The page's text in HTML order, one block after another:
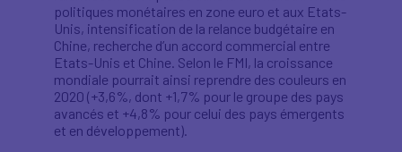
politiques monétaires en zone euro et aux Etats-
Unis, intensification de la relance budgétaire en
Chine, recherche d’un accord commercial entre
Etats-Unis et Chine. Selon le FMI, la croissance
mondiale pourrait ainsi reprendre des couleurs en
2020 (+3,6%, dont +1,7% pour le groupe des pays
avancés et +4,8% pour celui des pays émergents
et en développement).